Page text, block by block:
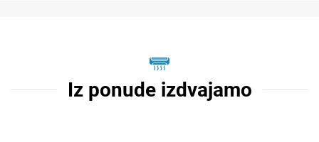
Iz ponude izdvajamo